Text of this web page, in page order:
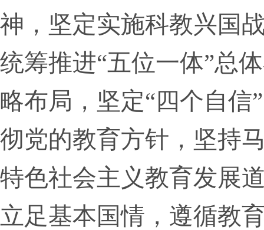
神，坚定实施科教兴国
统筹推进“五位一体”总
略布局，坚定“四个自
彻党的教育方针，坚持
特色社会主义教育发展
立足基本国情，遵循教